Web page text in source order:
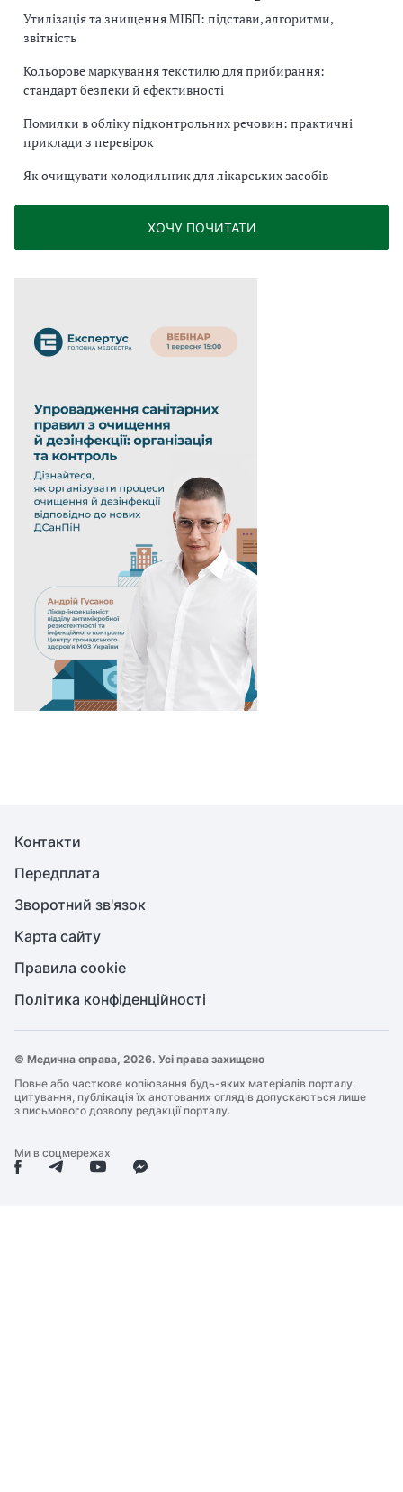
Утилізація та знищення МІБП: підстави, алгоритми,
звітність
Кольорове маркування текстилю для прибирання:
стандарт безпеки й ефективності
Помилки в обліку підконтрольних речовин: практичні
приклади з перевірок
Як очищувати холодильник для лікарських засобів
ХОЧУ ПОЧИТАТИ
Контакти
Передплата
Зворотний зв'язок
Карта сайту
Правила cookie
Політика конфіденційності
© Медична справа, 2026. Усі права захищено
Повне або часткове копіювання будь-яких матеріалів порталу,
цитування, публікація їх анотованих оглядів допускаються лише
з письмового дозволу редакції порталу.
Ми в соцмережах